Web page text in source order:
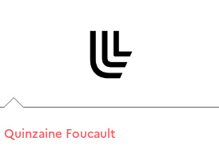
Quinzaine Foucault